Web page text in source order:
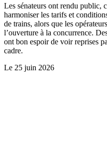
Les sénateurs ont rendu public,
harmoniser les tarifs et
de trains, alors que les
l’ouverture à la concurrence.
ont bon espoir de voir reprises
cadre.
Le 25 juin 2026